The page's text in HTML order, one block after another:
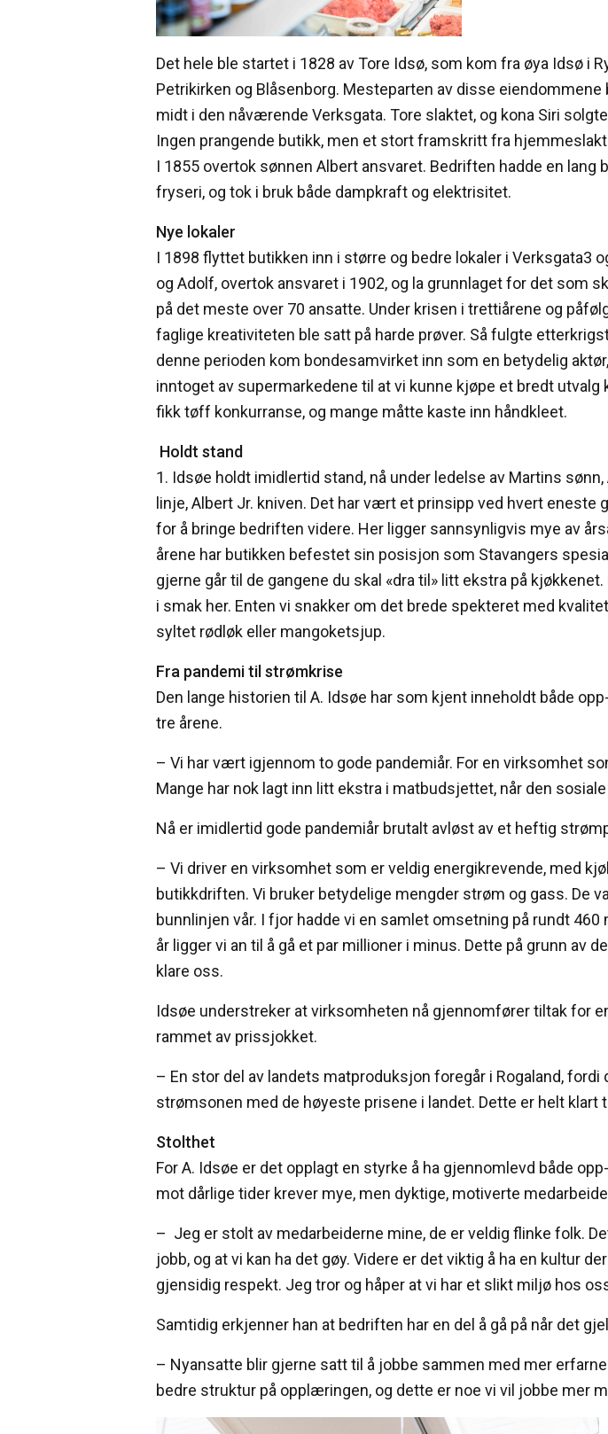
Det hele ble startet i 1828 av Tore Idsø, som kom fra øya Idsø i
Petrikirken og Blåsenborg. Mesteparten av disse
midt i den nåværende Verksgata. Tore slaktet, og kona Siri
Ingen prangende butikk, men et stort framskritt fra
I 1855 overtok sønnen Albert ansvaret. Bedriften hadde en
fryseri, og tok i bruk både dampkraft og elektrisitet.
Nye lokaler
I 1898 flyttet butikken inn i større og bedre lokaler i Verksgata3
og Adolf, overtok ansvaret i 1902, og la grunnlaget for det som
på det meste over 70 ansatte. Under krisen i trettiårene og
faglige kreativiteten ble satt på harde prøver. Så fulgte
denne perioden kom bondesamvirket inn som en betydelig
inntoget av supermarkedene til at vi kunne kjøpe et bredt
fikk tøff konkurranse, og mange måtte kaste inn håndkleet.
Holdt stand
1. Idsøe holdt imidlertid stand, nå under ledelse av Martins
linje, Albert Jr. kniven. Det har vært et prinsipp ved hvert
for å bringe bedriften videre. Her ligger sannsynligvis mye av
årene har butikken befestet sin posisjon som Stavangers
gjerne går til de gangene du skal «dra til» litt ekstra på
i smak her. Enten vi snakker om det brede spekteret med
syltet rødløk eller mangoketsjup.
Fra pandemi til strømkrise
Den lange historien til A. Idsøe har som kjent inneholdt både
tre årene.
– Vi har vært igjennom to gode pandemiår. For en virksomhet
Mange har nok lagt inn litt ekstra i matbudsjettet, når den
Nå er imidlertid gode pandemiår brutalt avløst av et heftig
– Vi driver en virksomhet som er veldig energikrevende, med
butikkdriften. Vi bruker betydelige mengder strøm og gass. De
bunnlinjen vår. I fjor hadde vi en samlet omsetning på rundt
år ligger vi an til å gå et par millioner i minus. Dette på grunn av
klare oss.
Idsøe understreker at virksomheten nå gjennomfører tiltak for
rammet av prissjokket.
– En stor del av landets matproduksjon foregår i Rogaland,
strømsonen med de høyeste prisene i landet. Dette er helt
Stolthet
For A. Idsøe er det opplagt en styrke å ha gjennomlevd både
mot dårlige tider krever mye, men dyktige, motiverte
– Jeg er stolt av medarbeiderne mine, de er veldig flinke folk.
jobb, og at vi kan ha det gøy. Videre er det viktig å ha en kultur
gjensidig respekt. Jeg tror og håper at vi har et slikt miljø hos
Samtidig erkjenner han at bedriften har en del å gå på når det
– Nyansatte blir gjerne satt til å jobbe sammen med mer
bedre struktur på opplæringen, og dette er noe vi vil jobbe mer